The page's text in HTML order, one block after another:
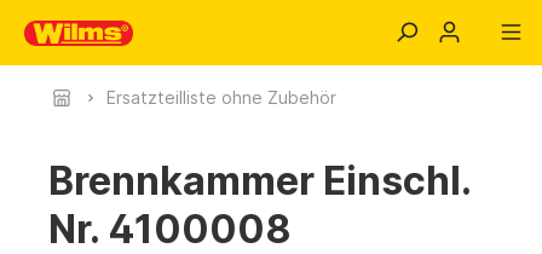
Ersatzteilliste ohne Zubehör
Brennkammer Einschl.
Nr. 4100008